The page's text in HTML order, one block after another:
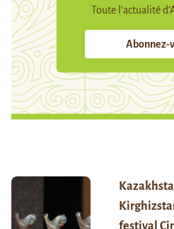
Toute l’actualité
Abonnez-
festival